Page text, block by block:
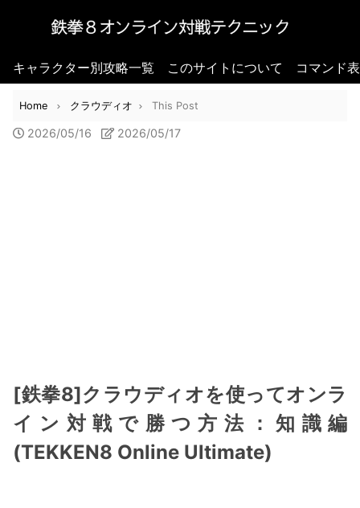
キャラクター別攻略一覧 このサイトについて コマンド
Home クラウディオ This Post
2026/05/16 2026/05/17
[鉄拳8]クラウディオを使ってオンラ
イン対戦で勝つ方法：知識編
(TEKKEN8 Online Ultimate)